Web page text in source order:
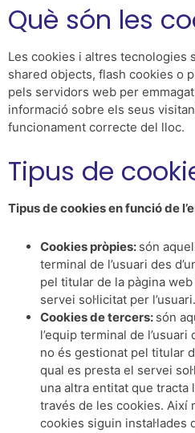
Què són les
Les cookies i altres tecnologies
shared objects, flash cookies o
pels servidors web per
informació sobre els seus
funcionament correcte del lloc.
Tipus de
Tipus de cookies en funció de
Cookies pròpies: són
terminal de l’usuari des
pel titular de la pàgina
servei sol·licitat per
Cookies de tercers: són
l’equip terminal de
no és gestionat pel titular
qual es presta el servei
una altra entitat que tracta
través de les cookies. Així
cookies siguin instal·lades